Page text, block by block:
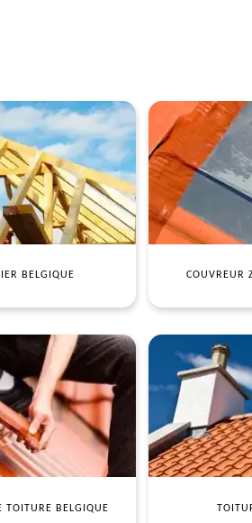
BELGIQUE COUVREUR
TOITURE BELGIQUE